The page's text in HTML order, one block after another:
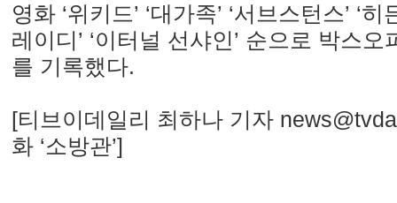
영화 ‘위키드’ ‘대가족’ ‘서브스턴스’ ‘
레이디’ ‘이터널 선샤인’ 순으로 박스
를 기록했다.
[티브이데일리 최하나 기자
화 ‘소방관’]